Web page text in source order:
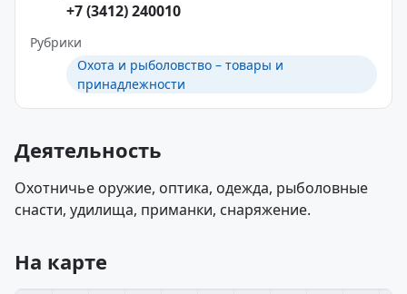
+7 (3412) 240010
Рубрики
Охота и рыболовство – товары и
принадлежности
Деятельность
Охотничье оружие, оптика, одежда, рыболовные
снасти, удилища, приманки, снаряжение.
На карте